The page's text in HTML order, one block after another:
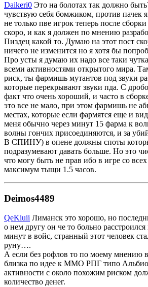
Daikeri0 Это на болотах так должно
чувствую себя бомжиком, против пачек
не только пве игрок теперь после
скоро, и как я должен по мнению
Пиздец какой то. Думаю на этот пост
ничего не изменится но я хотя бы
Про усты я думаю их надо все таки
всеми активностями открытого мира.
риск, ты фармишь мутантов под звуки
которые перекрывают звуки пда. С
факт что очень хороший, и часто в
это все не мало, при этом фармишь не
местах, которые если фармятся еще и
меня обычно через минут 15 фарма к
волны гончих присоединяются, и за
В СПИНУ) в опене должны споты
подразумевают давать больше. Но это
что могу быть не прав ибо в игре со
максимум тыщи 1.5 часов.
Deimos4489
QeKiuii Лиманск это хорошо, но
о нем другу он че то больно
минут в войс, странный этот человек
руну….
А если без рофлов то по моему
близка по идее к ММО РПГ типо
активности с около похожим риском
количество денег.